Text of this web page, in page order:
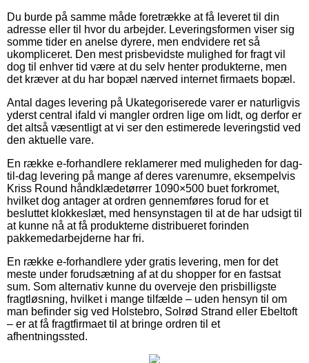
Du burde på samme måde foretrække at få leveret til din
adresse eller til hvor du arbejder. Leveringsformen viser sig
somme tider en anelse dyrere, men endvidere ret så
ukompliceret. Den mest prisbevidste mulighed for fragt vil
dog til enhver tid være at du selv henter produkterne, men
det kræver at du har bopæl nærved internet firmaets bopæl.
Antal dages levering på Ukategoriserede varer er naturligvis
yderst central ifald vi mangler ordren lige om lidt, og derfor er
det altså væsentligt at vi ser den estimerede leveringstid ved
den aktuelle vare.
En række e-forhandlere reklamerer med muligheden for dag-
til-dag levering på mange af deres varenumre, eksempelvis
Kriss Round håndklædetørrer 1090×500 buet forkromet,
hvilket dog antager at ordren gennemføres forud for et
besluttet klokkeslæt, med hensynstagen til at de har udsigt til
at kunne nå at få produkterne distribueret forinden
pakkemedarbejderne har fri.
En række e-forhandlere yder gratis levering, men for det
meste under forudsætning af at du shopper for en fastsat
sum. Som alternativ kunne du overveje den prisbilligste
fragtløsning, hvilket i mange tilfælde – uden hensyn til om
man befinder sig ved Holstebro, Solrød Strand eller Ebeltoft
– er at få fragtfirmaet til at bringe ordren til et
afhentningssted.